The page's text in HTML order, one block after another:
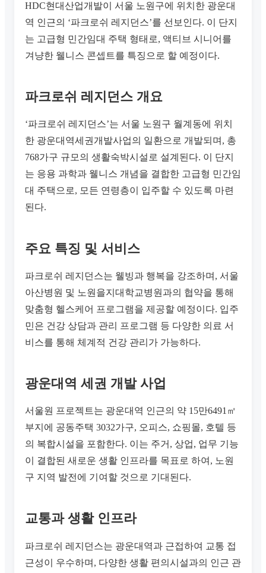
HDC현대산업개발이 서울 노원구에 위치한 광운대
역 인근의 ‘파크로쉬 레지던스’를 선보인다. 이 단지
는 고급형 민간임대 주택 형태로, 액티브 시니어를
겨냥한 웰니스 콘셉트를 특징으로 할 예정이다.
파크로쉬 레지던스 개요
‘파크로쉬 레지던스’는 서울 노원구 월계동에 위치
한 광운대역세권개발사업의 일환으로 개발되며, 총
768가구 규모의 생활숙박시설로 설계된다. 이 단지
는 응용 과학과 웰니스 개념을 결합한 고급형 민간임
대 주택으로, 모든 연령층이 입주할 수 있도록 마련
된다.
주요 특징 및 서비스
파크로쉬 레지던스는 웰빙과 행복을 강조하며, 서울
아산병원 및 노원을지대학교병원과의 협약을 통해
맞춤형 헬스케어 프로그램을 제공할 예정이다. 입주
민은 건강 상담과 관리 프로그램 등 다양한 의료 서
비스를 통해 체계적 건강 관리가 가능하다.
광운대역 세권 개발 사업
서울원 프로젝트는 광운대역 인근의 약 15만6491㎡
부지에 공동주택 3032가구, 오피스, 쇼핑몰, 호텔 등
의 복합시설을 포함한다. 이는 주거, 상업, 업무 기능
이 결합된 새로운 생활 인프라를 목표로 하여, 노원
구 지역 발전에 기여할 것으로 기대된다.
교통과 생활 인프라
파크로쉬 레지던스는 광운대역과 근접하여 교통 접
근성이 우수하며, 다양한 생활 편의시설과의 인근 관